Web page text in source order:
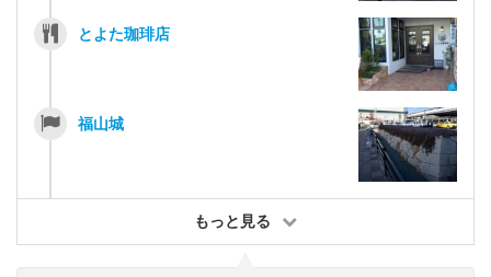
とよた珈琲店
福山城
もっと見る